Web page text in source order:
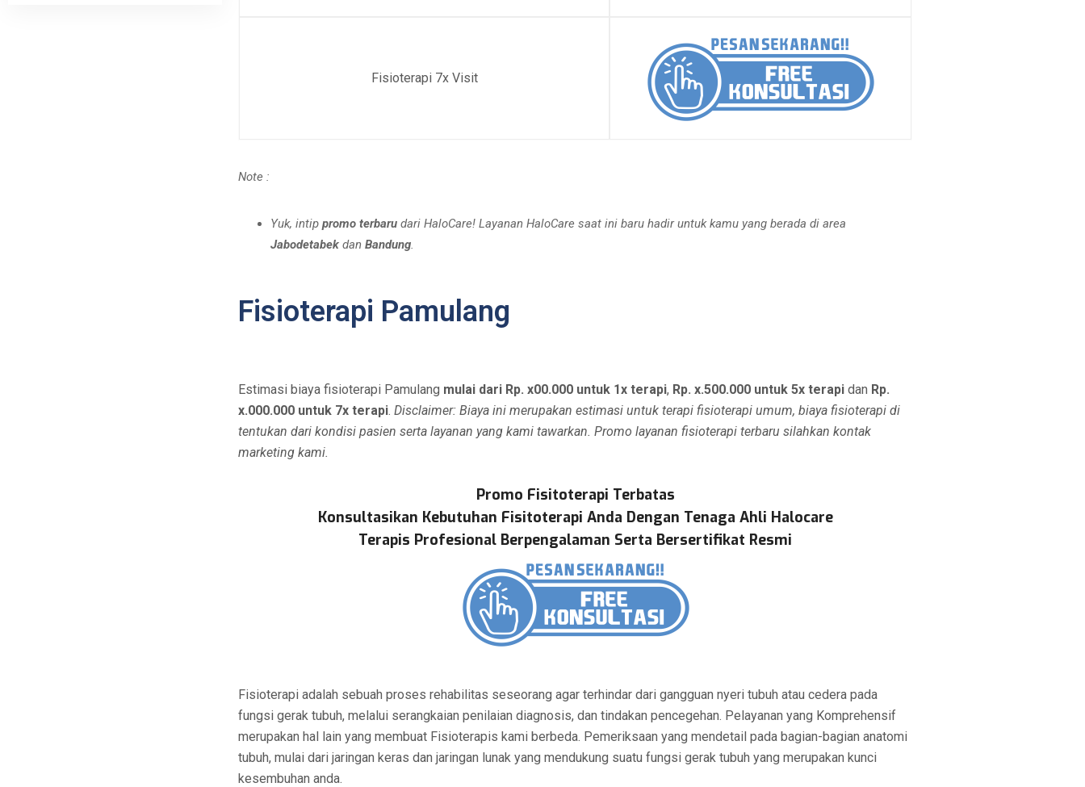
Fisioterapi 7x Visit
Note :
Yuk, intip promo terbaru dari HaloCare! Layanan HaloCare saat ini baru hadir untuk kamu yang berada di area
Jabodetabek dan Bandung.
Fisioterapi Pamulang
Estimasi biaya fisioterapi Pamulang mulai dari Rp. x00.000 untuk 1x terapi, Rp. x.500.000 untuk 5x terapi dan Rp.
x.000.000 untuk 7x terapi. Disclaimer: Biaya ini merupakan estimasi untuk terapi fisioterapi umum, biaya fisioterapi di
tentukan dari kondisi pasien serta layanan yang kami tawarkan. Promo layanan fisioterapi terbaru silahkan kontak
marketing kami.
Promo Fisitoterapi Terbatas
Konsultasikan Kebutuhan Fisitoterapi Anda Dengan Tenaga Ahli Halocare
Terapis Profesional Berpengalaman Serta Bersertifikat Resmi
Fisioterapi adalah sebuah proses rehabilitas seseorang agar terhindar dari gangguan nyeri tubuh atau cedera pada
fungsi gerak tubuh, melalui serangkaian penilaian diagnosis, dan tindakan pencegehan. Pelayanan yang Komprehensif
merupakan hal lain yang membuat Fisioterapis kami berbeda. Pemeriksaan yang mendetail pada bagian-bagian anatomi
tubuh, mulai dari jaringan keras dan jaringan lunak yang mendukung suatu fungsi gerak tubuh yang merupakan kunci
kesembuhan anda.